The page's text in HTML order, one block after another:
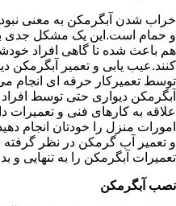
خراب شدن آبگرمکن به معنی
و حمام است.این یک مشکل جدی
هم باعث شده تا گاهی افراد
کنند.عیب یابی و تعمیر
توسط تعمیرکار حرفه ای انجام
آبگرمکن دیواری حتی توسط
علاقه به کارهای فنی و تعمیرات
امورات منزل را خودتان انجام
و تعمیر آب گرمکن در نظر گرفته
تعمیرات آبگرمکن را به تنهایی و
نصب آبگرمکن